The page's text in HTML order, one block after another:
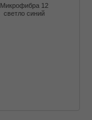
Микрофибра 12
светло синий